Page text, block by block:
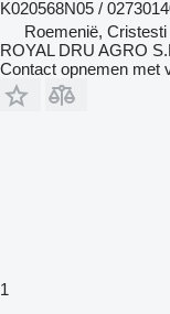
K020568N05 /
Roemenië, Cristesti
ROYAL DRU AGRO
Contact opnemen met
1